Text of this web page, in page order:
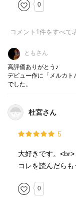
0
コメント 1件をすべて
ともさん
高評価ありがとう♪
デビュー作に「メルカ
でした。
杜宮さん
5
大好きです。<br>
コレを読んだらも
0